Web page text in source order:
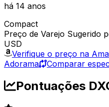
há 14 anos
Compact
Preço de Varejo Sugerido
USD
Verifique o preço na
Adorama
Comparar
Pontuações